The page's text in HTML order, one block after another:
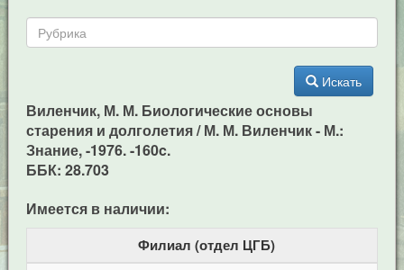
Искать
Виленчик, М. М. Биологические основы
старения и долголетия / М. М. Виленчик - М.:
Знание, -1976. -160c.
ББК: 28.703
Имеется в наличии:
Филиал (отдел ЦГБ)